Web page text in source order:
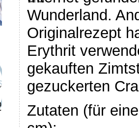
Wunderland.
Originalrezept
Erythrit
gekauften
gezuckerten
Zutaten (für